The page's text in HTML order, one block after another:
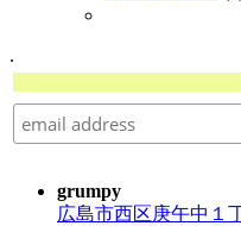
.
grumpy
広島市西区庚午中１